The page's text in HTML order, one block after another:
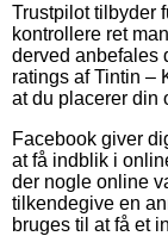
Trustpilot tilbyder
kontrollere ret
derved anbefales
ratings af Tintin –
at du placerer din
Facebook giver
at få indblik i
der nogle online
tilkendegive en
bruges til at få et